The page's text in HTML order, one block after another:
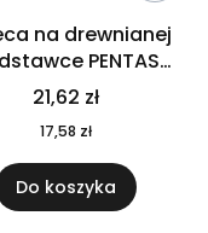
na drewnianej
PENTAS
MO6282-40
21,62 zł
17,58 zł
Do koszyka